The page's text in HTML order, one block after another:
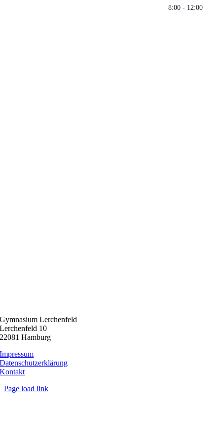
8:00 - 12:00
Gymnasium Lerchenfeld
Lerchenfeld 10
22081 Hamburg
Impressum
Datenschutzerklärung
Kontakt
Page load link